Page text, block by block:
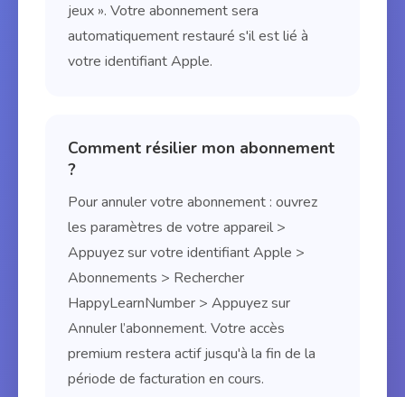
jeux ». Votre abonnement sera
automatiquement restauré s'il est lié à
votre identifiant Apple.
Comment résilier mon abonnement
?
Pour annuler votre abonnement : ouvrez
les paramètres de votre appareil >
Appuyez sur votre identifiant Apple >
Abonnements > Rechercher
HappyLearnNumber > Appuyez sur
Annuler l’abonnement. Votre accès
premium restera actif jusqu'à la fin de la
période de facturation en cours.